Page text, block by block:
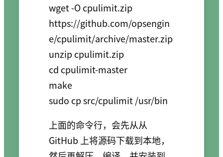
wget -O cpulimit.zip
https://github.com/opsengin
e/cpulimit/archive/master.zip
unzip cpulimit.zip
cd cpulimit-master
make
上面的命令行，会先从从
GitHub 上将源码下载到本地，